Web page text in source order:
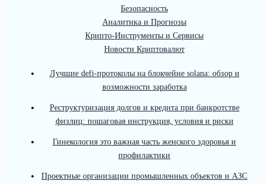
Безопасность
Аналитика и Прогнозы
Крипто-Инструменты и Сервисы
Новости Криптовалют
Лучшие defi-протоколы на блокчейне solana: обзор и
возможности заработка
Реструктуризация долгов и кредита при банкротстве
физлиц: пошаговая инструкция, условия и риски
Гинекология это важная часть женского здоровья и
профилактики
Проектные организации промышленных объектов и АЗС